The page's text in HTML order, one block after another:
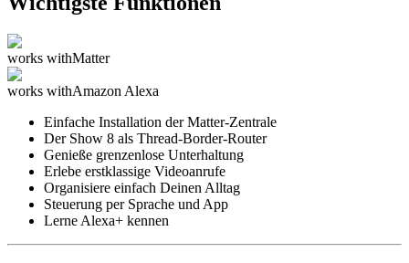
works withMatter
works withAmazon Alexa
Einfache Installation der Matter-Zentrale
Der Show 8 als Thread-Border-Router
Genieße grenzenlose Unterhaltung
Erlebe erstklassige Videoanrufe
Organisiere einfach Deinen Alltag
Steuerung per Sprache und App
Lerne Alexa+ kennen